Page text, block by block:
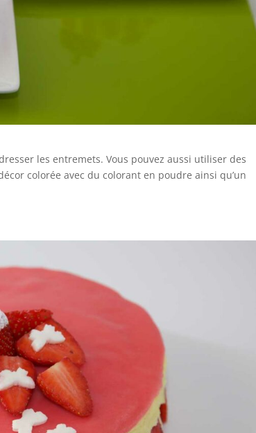
les entremets. Vous pouvez aussi utiliser des
colorée avec du colorant en poudre ainsi qu’un